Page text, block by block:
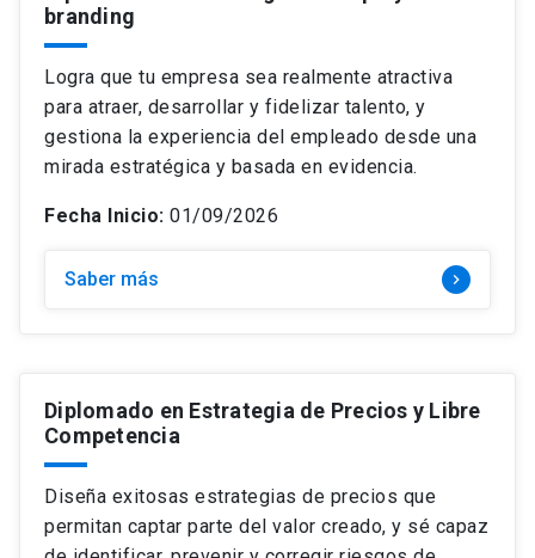
branding
Logra que tu empresa sea realmente atractiva
para atraer, desarrollar y fidelizar talento, y
gestiona la experiencia del empleado desde una
mirada estratégica y basada en evidencia.
Fecha Inicio: 01/09/2026
Saber más keyboard_arrow_right
Diplomado en Estrategia de Precios y Libre
Competencia
Diseña exitosas estrategias de precios que
permitan captar parte del valor creado, y sé capaz